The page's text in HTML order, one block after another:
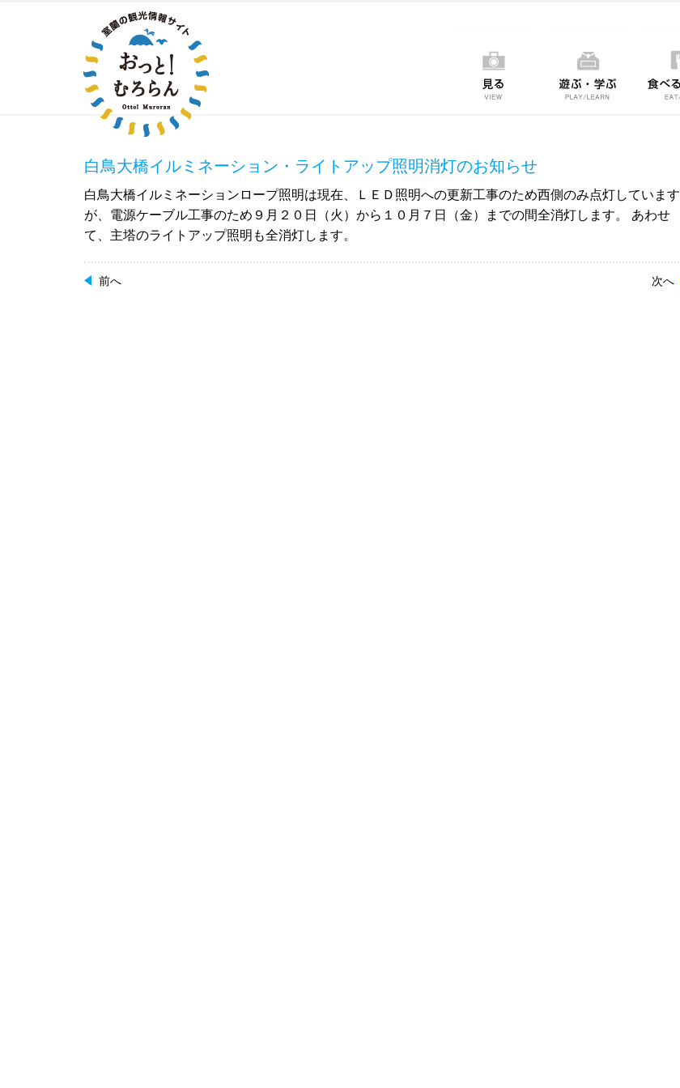
白鳥大橋イルミネーション・ライトアップ照明消灯のお知らせ
白鳥大橋イルミネーションロープ照明は現在、ＬＥＤ照明への更新工事のため西側のみ点灯しています
が、電源ケーブル工事のため９月２０日（火）から１０月７日（金）までの間全消灯します。 あわせ
て、主塔のライトアップ照明も全消灯します。
前へ 次へ